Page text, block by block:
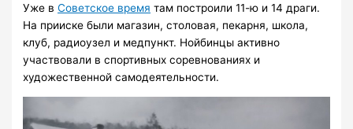
Уже вСоветское время там построили 11-ю и 14 драги.
На прииске были магазин, столовая, пекарня, школа,
клуб, радиоузел и медпункт. Нойбинцы активно
участвовали в спортивных соревнованиях и
художественной самодеятельности.